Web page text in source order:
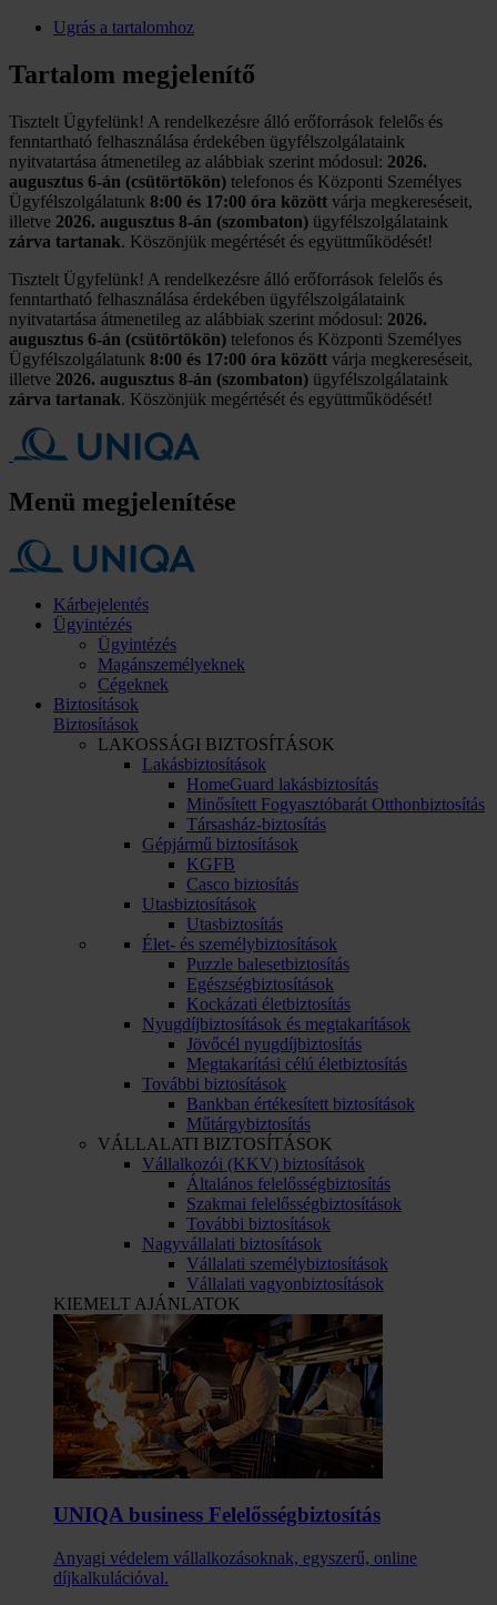
Ugrás a tartalomhoz
Tartalom megjelenítő
Tisztelt Ügyfelünk! A rendelkezésre álló erőforrások felelős és
fenntartható felhasználása érdekében ügyfélszolgálataink
nyitvatartása átmenetileg az alábbiak szerint módosul: 2026.
augusztus 6-án (csütörtökön) telefonos és Központi Személyes
Ügyfélszolgálatunk 8:00 és 17:00 óra között várja megkereséseit,
illetve 2026. augusztus 8-án (szombaton) ügyfélszolgálataink
zárva tartanak. Köszönjük megértését és együttműködését!
Tisztelt Ügyfelünk! A rendelkezésre álló erőforrások felelős és
fenntartható felhasználása érdekében ügyfélszolgálataink
nyitvatartása átmenetileg az alábbiak szerint módosul: 2026.
augusztus 6-án (csütörtökön) telefonos és Központi Személyes
Ügyfélszolgálatunk 8:00 és 17:00 óra között várja megkereséseit,
illetve 2026. augusztus 8-án (szombaton) ügyfélszolgálataink
zárva tartanak. Köszönjük megértését és együttműködését!
Menü megjelenítése
Kárbejelentés
Ügyintézés
Ügyintézés
Magánszemélyeknek
Cégeknek
Biztosítások
Biztosítások
LAKOSSÁGI BIZTOSÍTÁSOK
Lakásbiztosítások
HomeGuard lakásbiztosítás
Minősített Fogyasztóbarát Otthonbiztosítás
Társasház-biztosítás
Gépjármű biztosítások
KGFB
Casco biztosítás
Utasbiztosítások
Utasbiztosítás
Élet- és személybiztosítások
Puzzle balesetbiztosítás
Egészségbiztosítások
Kockázati életbiztosítás
Nyugdíjbiztosítások és megtakarítások
Jövőcél nyugdíjbiztosítás
Megtakarítási célú életbiztosítás
További biztosítások
Bankban értékesített biztosítások
Műtárgybiztosítás
VÁLLALATI BIZTOSÍTÁSOK
Vállalkozói (KKV) biztosítások
Általános felelősségbiztosítás
Szakmai felelősségbiztosítások
További biztosítások
Nagyvállalati biztosítások
Vállalati személybiztosítások
Vállalati vagyonbiztosítások
KIEMELT AJÁNLATOK
UNIQA business Felelősség­biztosítás
Anyagi védelem vállalkozásoknak, egyszerű, online
díjkalkulációval.